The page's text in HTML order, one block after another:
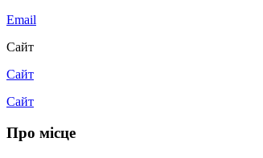
Email
Сайт
Сайт
Сайт
Про місце